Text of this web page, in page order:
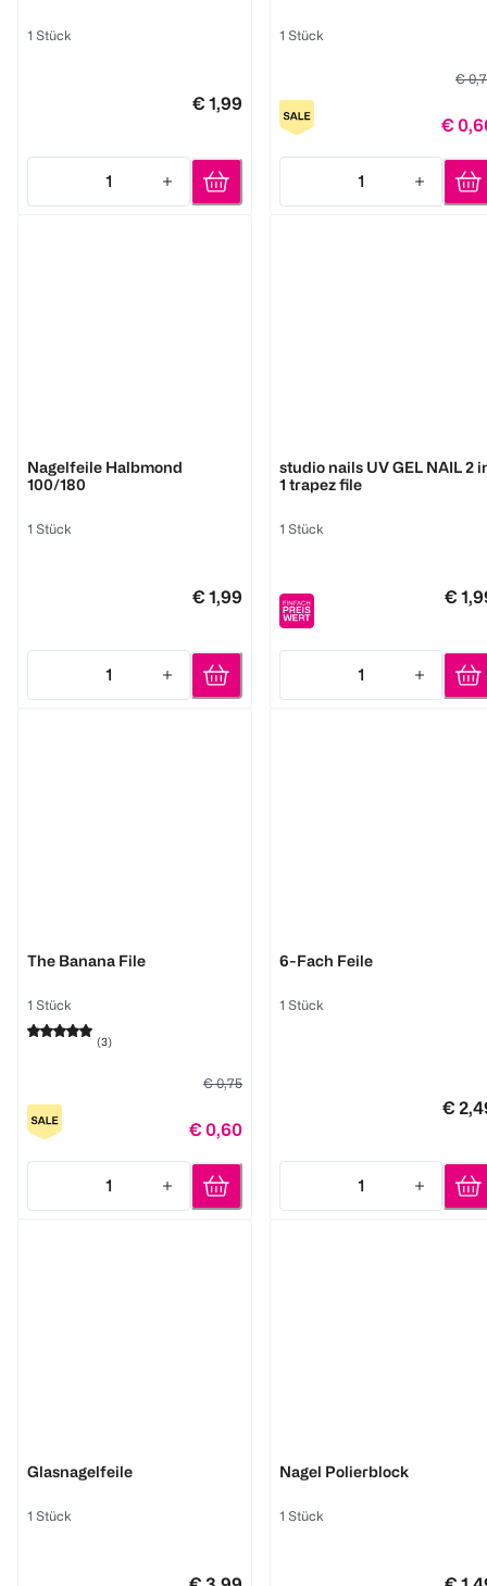
1 Stück
€ 1,99
1
Quantity: 1
1 Stück
€
€
1
Quantity: 1
Nagelfeile Halbmond
100/180
1 Stück
€ 1,99
1
Quantity: 1
studio nails UV GEL NAIL 2
1 trapez file
1 Stück
€
1
Quantity: 1
The Banana File
1 Stück
(3)
€ 0,75
€ 0,60
1
Quantity: 1
6-Fach Feile
1 Stück
€
1
Quantity: 1
Glasnagelfeile
1 Stück
Nagel Polierblock
1 Stück